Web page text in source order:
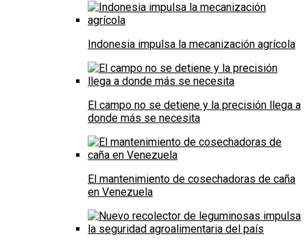
Indonesia impulsa la mecanización agrícola
El campo no se detiene y la precisión llega a
donde más se necesita
El mantenimiento de cosechadoras de caña
en Venezuela